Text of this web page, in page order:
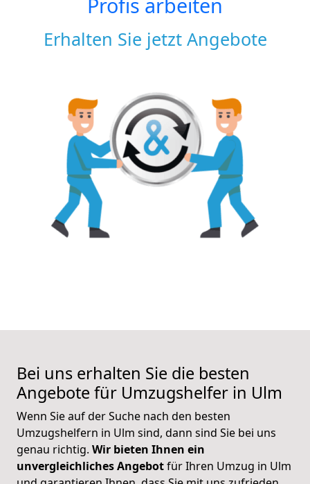
Erhalten Sie jetzt Angebote
Bei uns erhalten Sie die besten
Angebote für Umzugshelfer in Ulm
Wenn Sie auf der Suche nach den besten
Umzugshelfern in Ulm sind, dann sind Sie bei uns
genau richtig. Wir bieten Ihnen ein
unvergleichliches Angebotfür Ihren Umzug in Ulm